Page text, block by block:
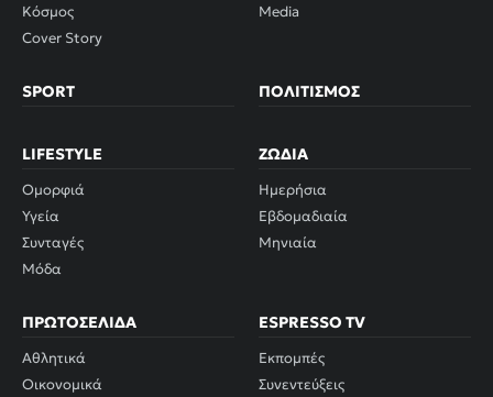
Κόσμος
Cover Story
Media
SPORT ΠΟΛΙΤΙΣΜΌΣ
LIFESTYLE
Ομορφιά
Υγεία
Συνταγές
Μόδα
ΖΏΔΙΑ
Ημερήσια
Εβδομαδιαία
Μηνιαία
ΠΡΩΤΟΣΈΛΙΔΑ
Αθλητικά
Οικονομικά
ESPRESSO TV
Εκπομπές
Συνεντεύξεις